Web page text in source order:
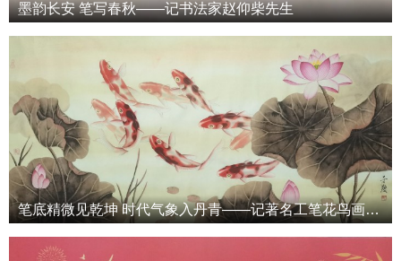
墨韵长安 笔写春秋——记书法家赵仰柴先生
笔底精微见乾坤 时代气象入丹青——记著名工笔花鸟画家于度先生